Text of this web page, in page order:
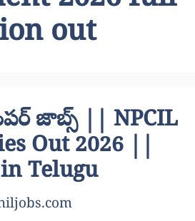
out
జాబ్స్ || NPCIL
Out 2026 ||
Telugu